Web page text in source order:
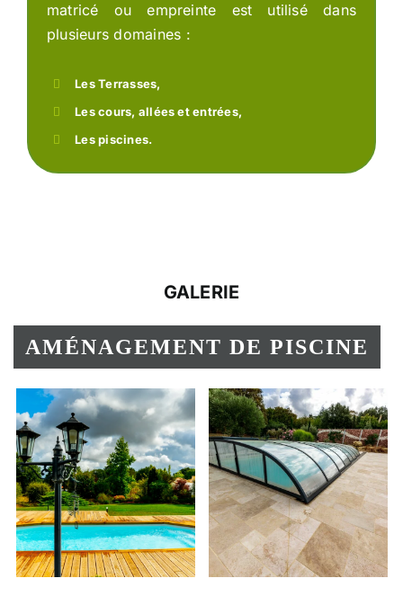
matricé ou empreinte est utilisé dans
plusieurs domaines :
Les Terrasses,
Les cours, allées et entrées,
Les piscines.
GALERIE
AMÉNAGEMENT DE PISCINE